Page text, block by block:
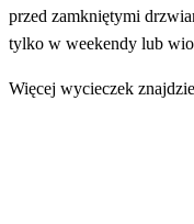
przed zamkniętymi
tylko w weekendy lub
Więcej wycieczek